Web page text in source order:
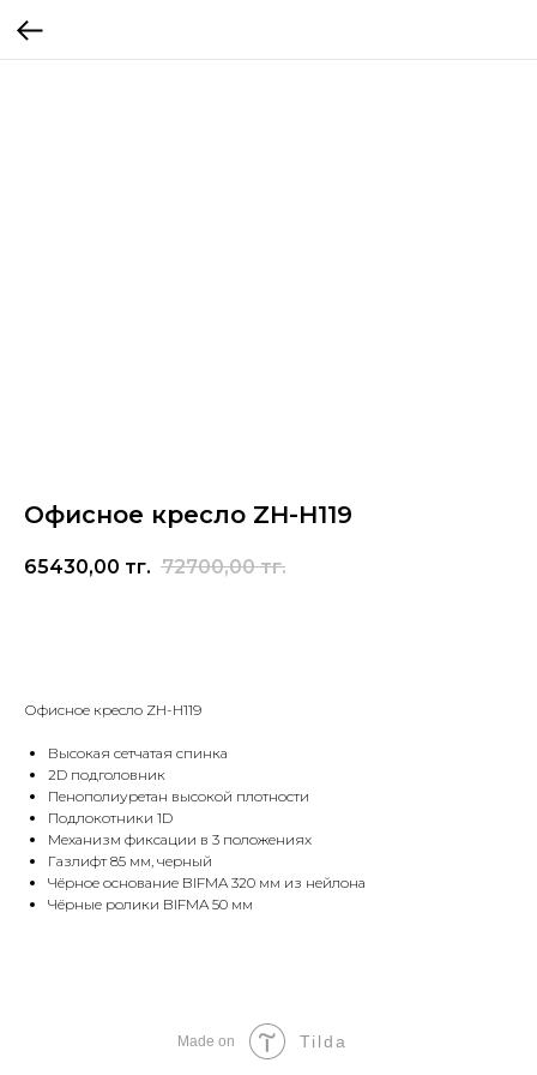
Офисное кресло ZH-H119
65430,00 тг. 72700,00 тг.
Офисное кресло ZH-H119
Высокая сетчатая спинка
2D подголовник
Пенополиуретан высокой плотности
Подлокотники 1D
Механизм фиксации в 3 положениях
Газлифт 85 мм, черный
Чёрное основание BIFMA 320 мм из нейлона
Чёрные ролики BIFMA 50 мм
Made on Tilda